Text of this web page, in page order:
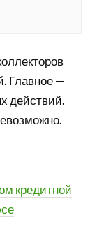
Главное —
действий.
кредитной